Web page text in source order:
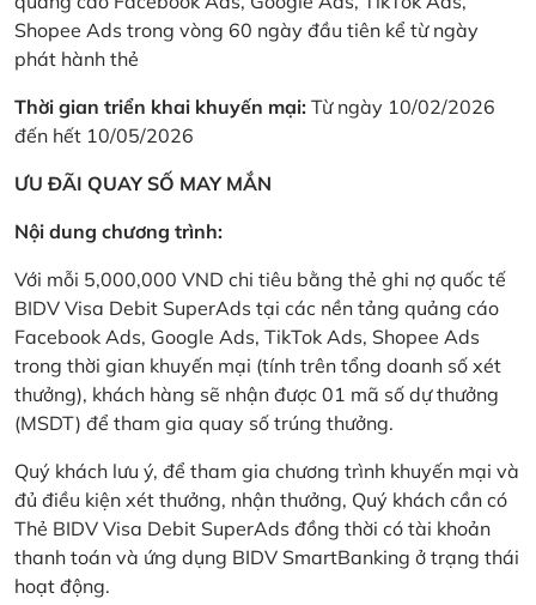
Shopee Ads trong vòng 60 ngày đầu tiên kể từ ngày
phát hành thẻ
Thời gian triển khai khuyến mại: Từ ngày 10/02/2026
đến hết 10/05/2026
ƯU ĐÃI QUAY SỐ MAY MẮN
Nội dung chương trình:
Với mỗi 5,000,000 VND chi tiêu bằng thẻ ghi nợ quốc tế
BIDV Visa Debit SuperAds tại các nền tảng quảng cáo
Facebook Ads, Google Ads, TikTok Ads, Shopee Ads
trong thời gian khuyến mại (tính trên tổng doanh số xét
thưởng), khách hàng sẽ nhận được 01 mã số dự thưởng
(MSDT) để tham gia quay số trúng thưởng.
Quý khách lưu ý, để tham gia chương trình khuyến mại và
đủ điều kiện xét thưởng, nhận thưởng, Quý khách cần có
Thẻ BIDV Visa Debit SuperAds đồng thời có tài khoản
thanh toán và ứng dụng BIDV SmartBanking ở trạng thái
hoạt động.